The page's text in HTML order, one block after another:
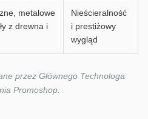
metalowe
z drewna i
Nieścieralność
i prestiżowy
wygląd
przez Głównego Technologa
Promoshop.